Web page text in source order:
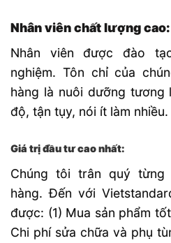
Nhân viên chất lượng cao:
Nhân viên được đào
nghiệm. Tôn chỉ của
hàng là nuôi dưỡng tương
độ, tận tụy, nói ít làm nhiều.
Giá trị đầu tư cao nhất:
Chúng tôi trân quý từng
hàng. Đến với
được: (1) Mua sản phẩm
Chi phí sửa chữa và phụ